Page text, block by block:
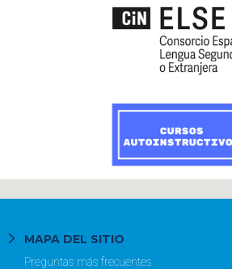
MAPA DEL SITIO
Preguntas más frecuentes